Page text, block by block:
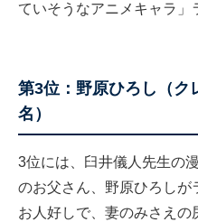
ていそうなアニメキャラ」
第3位：野原ひろし（ク
名）
3位には、臼井儀人先生の
のお父さん、野原ひろしが
お人好しで、妻のみさえ